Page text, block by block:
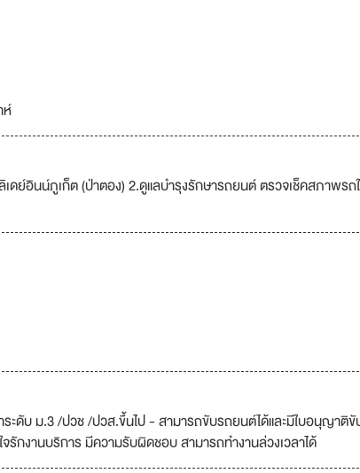
ห์
เดย์อินน์ภูเก็ต (ป่าตอง) 2.ดูแลบำรุงรักษารถยนต์ ตรวจเช็คสภาพร
ะดับ ม.3 /ปวช /ปวส.ขึ้นไป - สามารถขับรถยนต์ได้และมีใบอนุญาติ
กงานบริการ มีความรับผิดชอบ สามารถทำงานล่วงเวลาได้